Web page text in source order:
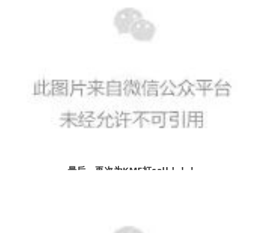
最后，再次为KMF打call！ ！ ！